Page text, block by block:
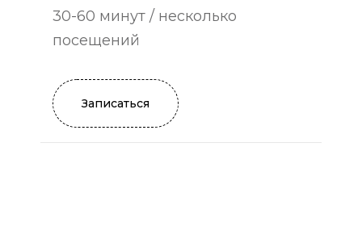
30-60 минут / несколько
посещений
Записаться